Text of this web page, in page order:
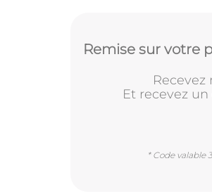
Remise sur votre
Et recevez
* Code valable